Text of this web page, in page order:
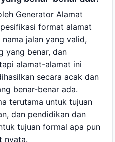
Generator Alamat
format alamat
jalan yang valid,
yang benar, dan
alamat-alamat ini
secara acak dan
benar-benar ada.
terutama untuk tujuan
dan pendidikan dan
tujuan formal apa pun
nyata.